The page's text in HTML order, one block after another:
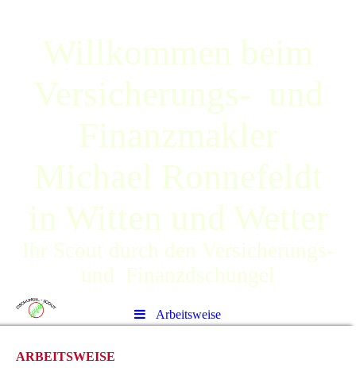
Willkommen beim
Versicherungs- und
Finanzmakler
Michael Ronnefeldt
in Witten und Wetter
Ihr Scout durch den Versicherungs-
und Finanzdschungel
Arbeitsweise
ARBEITSWEISE